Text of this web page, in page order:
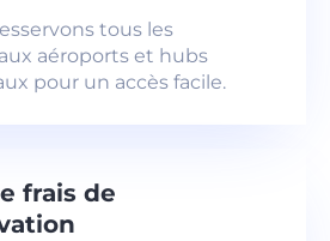
tous les
aéroports et hubs
pour un accès facile.
frais de